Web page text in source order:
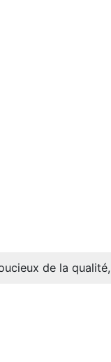
de la qualité,